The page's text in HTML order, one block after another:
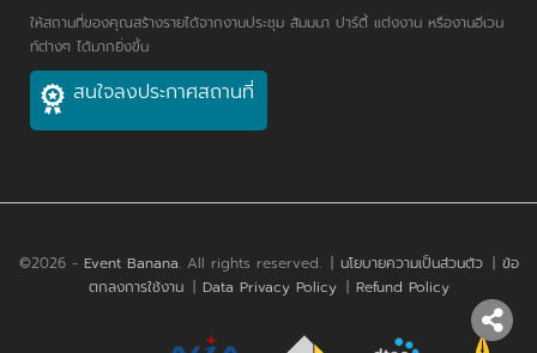
ให้สถานที่ของคุณสร้างรายได้จากงานประชุม สัมมนา ปาร์ตี้ แต่งงาน หรืองานอีเวน
ท์ต่างๆ ได้มากยิ่งขึ้น
สนใจลงประกาศสถานที่
©2026 - Event Banana. All rights reserved. | นโยบายความเป็นส่วนตัว | ข้อ
ตกลงการใช้งาน | Data Privacy Policy | Refund Policy